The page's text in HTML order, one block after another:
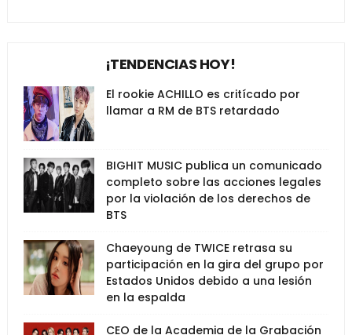
¡TENDENCIAS HOY!
El rookie ACHILLO es critícado por
llamar a RM de BTS retardado
BIGHIT MUSIC publica un comunicado
completo sobre las acciones legales
por la violación de los derechos de
BTS
Chaeyoung de TWICE retrasa su
participación en la gira del grupo por
Estados Unidos debido a una lesión
en la espalda
CEO de la Academia de la Grabación